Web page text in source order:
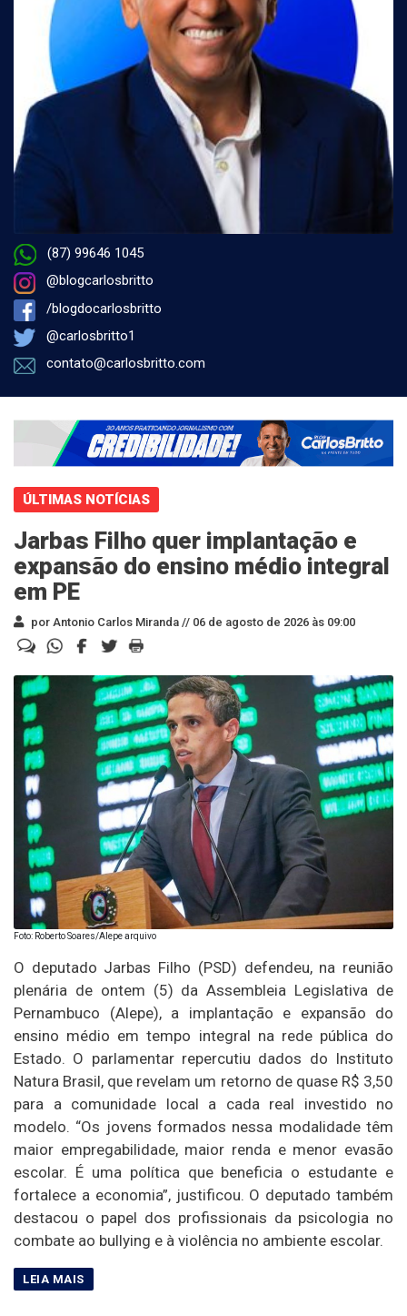
(87) 99646 1045
@blogcarlosbritto
/blogdocarlosbritto
@carlosbritto1
contato@carlosbritto.com
ÚLTIMAS NOTÍCIAS
Jarbas Filho quer implantação e
expansão do ensino médio integral
em PE
por Antonio Carlos Miranda // 06 de agosto de 2026 às 09:00
Foto: Roberto Soares/Alepe arquivo
O deputado Jarbas Filho (PSD) defendeu, na reunião
plenária de ontem (5) da Assembleia Legislativa de
Pernambuco (Alepe), a implantação e expansão do
ensino médio em tempo integral na rede pública do
Estado. O parlamentar repercutiu dados do Instituto
Natura Brasil, que revelam um retorno de quase R$ 3,50
para a comunidade local a cada real investido no
modelo. “Os jovens formados nessa modalidade têm
maior empregabilidade, maior renda e menor evasão
escolar. É uma política que beneficia o estudante e
fortalece a economia”, justificou. O deputado também
destacou o papel dos profissionais da psicologia no
combate ao bullying e à violência no ambiente escolar.